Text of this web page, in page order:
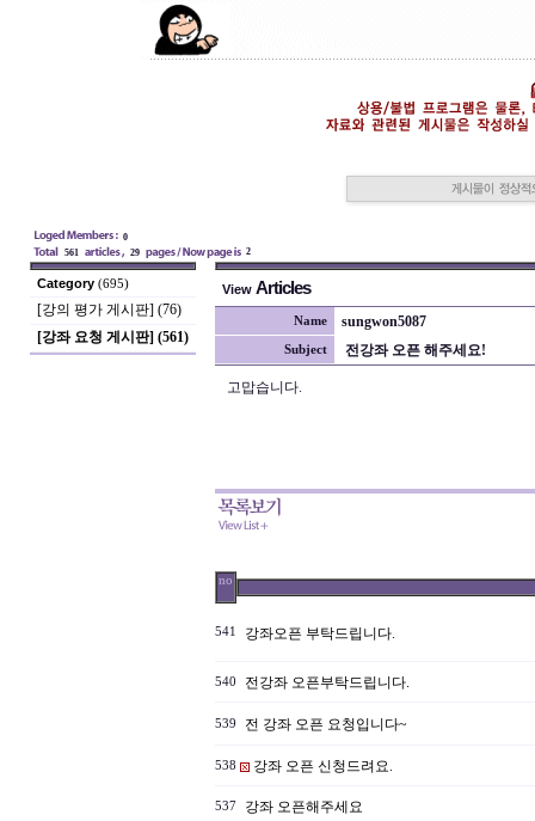
0
561
29 2
Category (695)
[강의 평가 게시판] (76)
[강좌 요청 게시판] (561)
View Articles
Name sungwon5087
Subject 전강좌 오픈 해주세요!
고맙습니다.
no
541 강좌오픈 부탁드립니다.
540 전강좌 오픈부탁드립니다.
539 전 강좌 오픈 요청입니다~
538 강좌 오픈 신청드려요.
537 강좌 오픈해주세요